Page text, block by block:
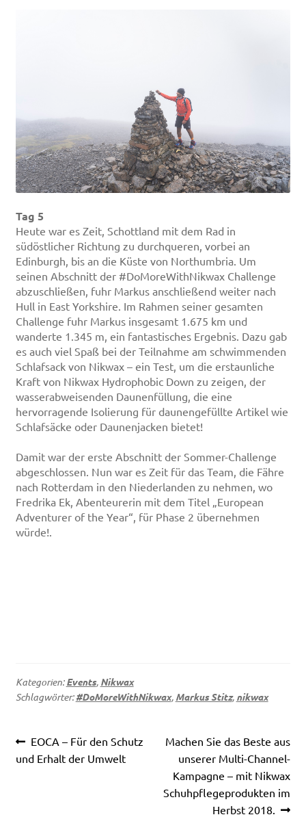
Tag 5
Heute war es Zeit, Schottland mit dem Rad in
südöstlicher Richtung zu durchqueren, vorbei an
Edinburgh, bis an die Küste von Northumbria. Um
seinen Abschnitt der #DoMoreWithNikwax Challenge
abzuschließen, fuhr Markus anschließend weiter nach
Hull in East Yorkshire. Im Rahmen seiner gesamten
Challenge fuhr Markus insgesamt 1.675 km und
wanderte 1.345 m, ein fantastisches Ergebnis. Dazu gab
es auch viel Spaß bei der Teilnahme am schwimmenden
Schlafsack von Nikwax – ein Test, um die erstaunliche
Kraft von Nikwax Hydrophobic Down zu zeigen, der
wasserabweisenden Daunenfüllung, die eine
hervorragende Isolierung für daunengefüllte Artikel wie
Schlafsäcke oder Daunenjacken bietet!
Damit war der erste Abschnitt der Sommer-Challenge
abgeschlossen. Nun war es Zeit für das Team, die Fähre
nach Rotterdam in den Niederlanden zu nehmen, wo
Fredrika Ek, Abenteurerin mit dem Titel „European
Adventurer of the Year“, für Phase 2 übernehmen
würde!.
Kategorien:Events, Nikwax
Schlagwörter:#DoMoreWithNikwax, Markus Stitz, nikwax
Beitragsnavigation
Vorheriger
Beitrag:
EOCA – Für den Schutz
und Erhalt der Umwelt
Nächster
Beitrag:
Machen Sie das Beste aus
unserer Multi-Channel-
Kampagne – mit Nikwax
Schuhpflegeprodukten im
Herbst 2018.